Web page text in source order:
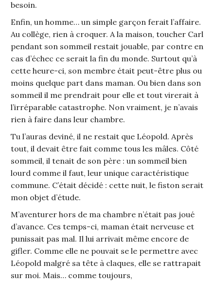
besoin.
Enfin, un homme… un simple garçon ferait l’affaire.
Au collège, rien à croquer. A la maison, toucher Carl
pendant son sommeil restait jouable, par contre en
cas d’échec ce serait la fin du monde. Surtout qu’à
cette heure-ci, son membre était peut-être plus ou
moins quelque part dans maman. Ou bien dans son
sommeil il me prendrait pour elle et tout virerait à
l’irréparable catastrophe. Non vraiment, je n’avais
rien à faire dans leur chambre.
Tu l’auras deviné, il ne restait que Léopold. Après
tout, il devait être fait comme tous les mâles. Côté
sommeil, il tenait de son père : un sommeil bien
lourd comme il faut, leur unique caractéristique
commune. C’était décidé : cette nuit, le fiston serait
mon objet d’étude.
M’aventurer hors de ma chambre n’était pas joué
d’avance. Ces temps-ci, maman était nerveuse et
punissait pas mal. Il lui arrivait même encore de
gifler. Comme elle ne pouvait se le permettre avec
Léopold malgré sa tête à claques, elle se rattrapait
sur moi. Mais… comme toujours,